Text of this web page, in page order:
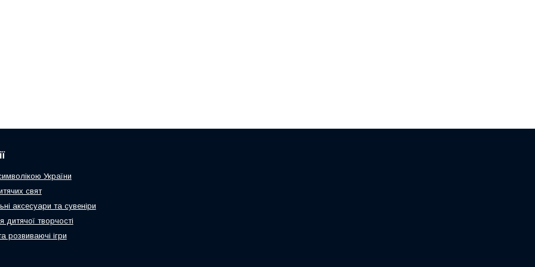
України
свят
аксесуари та сувеніри
дитячої творчості
розвиваючі ігри